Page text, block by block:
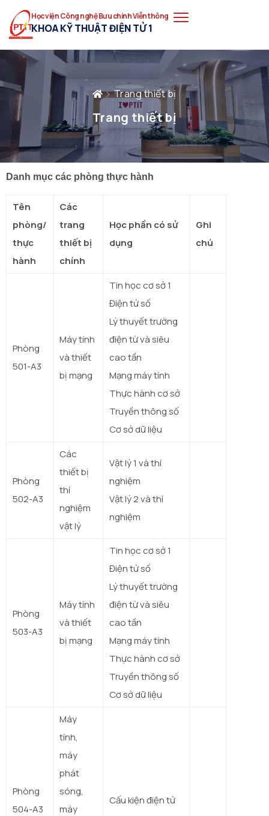
Học viện Công nghệ Bưu chính Viễn thông
KHOA KỸ THUẬT ĐIỆN TỬ 1
Trang thiết bị
Trang thiết bị
Danh mục các phòng thực hành
Tên
phòng/
thực
hành
Các
trang
thiết bị
chính
Học phần có sử
dụng
Ghi
chú
Phòng
501-A3
Máy tính
và thiết
bị mạng
Tin học cơ sở 1
Điện tử số
Lý thuyết trường
điện từ và siêu
cao tần
Mạng máy tính
Thực hành cơ sở
Truyền thông số
Cơ sở dữ liệu
Phòng
502-A3
Các
thiết bị
thí
nghiệm
vật lý
Vật lý 1 và thí
nghiệm
Vật lý 2 và thí
nghiệm
Phòng
503-A3
Máy tính
và thiết
bị mạng
Tin học cơ sở 1
Điện tử số
Lý thuyết trường
điện từ và siêu
cao tần
Mạng máy tính
Thực hành cơ sở
Truyền thông số
Cơ sở dữ liệu
Phòng
504-A3
Máy
tính,
máy
phát
sóng,
máy
Cấu kiện điện tử